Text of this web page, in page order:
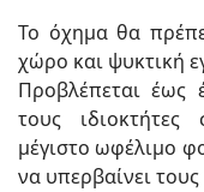
Το όχημα θα
χώρο και ψυκτική
Προβλέπεται
τους
μέγιστο ωφέλιμο
να υπερβαίνει